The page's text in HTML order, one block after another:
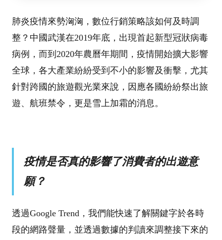
肺炎疫情來勢洶洶，數位行銷策略該如何及時調
整？中國武漢在2019年底，出現首起新型冠狀病毒
病例，而到2020年農曆年期間，疫情開始擴大影響
全球，各大產業紛紛受到不小的影響及衝擊，尤其
針對跨國的旅遊觀光業來說，因應各國紛紛祭出旅
遊、航班禁令，更是雪上加霜的消息。
疫情是否真的影響了消費者的出遊意
願？
透過Google Trend，我們能快速了解關鍵字於各時
段的網路聲量，並透過數據的判讀來調整接下來的